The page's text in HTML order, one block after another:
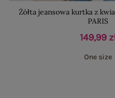
Żółta jeansowa kurtka z
PARIS
149,99
One size